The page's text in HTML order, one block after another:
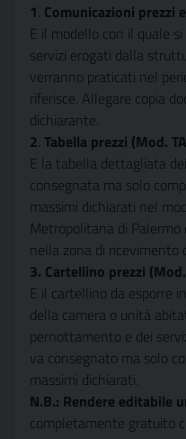
1. Comunicazioni prezzi
E il modello con il quale
servizi erogati dalla
verranno praticati nel
riferisce. Allegare copia
dichiarante.
2. Tabella prezzi (Mod.
E la tabella dettagliata
consegnata ma solo
massimi dichiarati nel
Metropolitana di
nella zona di ricevimento
3. Cartellino prezzi
E il cartellino da esporre
della camera o unità
pernottamento e dei
va consegnato ma solo
massimi dichiarati.
N.B.: Rendere editabile
completamente gratuito